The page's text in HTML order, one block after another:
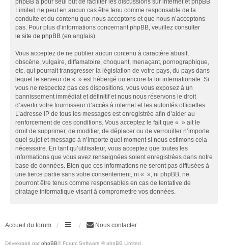
phpBB a pour seul but de faciliter les discussions sur internet et phpBB
Limited ne peut en aucun cas être tenu comme responsable de la
conduite et du contenu que nous acceptons et que nous n’acceptons
pas. Pour plus d’informations concernant phpBB, veuillez consulter
le site de phpBB (en anglais).
Vous acceptez de ne publier aucun contenu à caractère abusif,
obscène, vulgaire, diffamatoire, choquant, menaçant, pornographique,
etc. qui pourrait transgresser la législation de votre pays, du pays dans
lequel le serveur de « » est hébergé ou encore la loi internationale. Si
vous ne respectez pas ces dispositions, vous vous exposez à un
bannissement immédiat et définitif et nous nous réservons le droit
d’avertir votre fournisseur d’accès à internet et les autorités officielles.
L’adresse IP de tous les messages est enregistrée afin d’aider au
renforcement de ces conditions. Vous acceptez le fait que « » ait le
droit de supprimer, de modifier, de déplacer ou de verrouiller n’importe
quel sujet et message à n’importe quel moment si nous estimons cela
nécessaire. En tant qu’utilisateur, vous acceptez que toutes les
informations que vous avez renseignées soient enregistrées dans notre
base de données. Bien que ces informations ne seront pas diffusées à
une tierce partie sans votre consentement, ni « », ni phpBB, ne
pourront être tenus comme responsables en cas de tentative de
piratage informatique visant à compromettre vos données.
Accueil du forum Nous contacter
Développé par phpBB® Forum Software © phpBB Limited